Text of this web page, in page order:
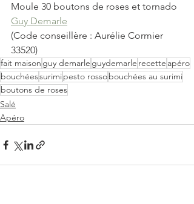
Moule 30 boutons de roses et tornado
Guy Demarle
(Code conseillère : Aurélie Cormier
33520)
fait maison guy demarle guydemarle recette apéro
bouchéessurimipesto rossobouchées au surimi
boutons de roses
Salé
Apéro